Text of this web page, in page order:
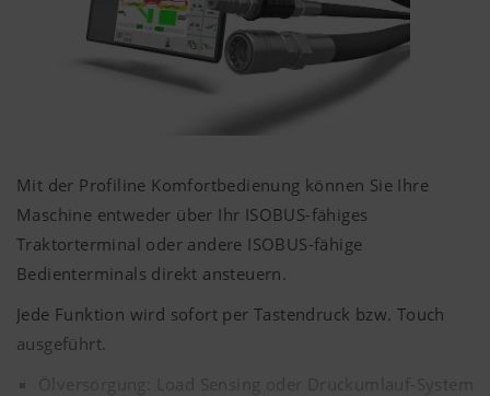
CCI 1200
ISOBUS AUX Joystick CCI A3
Traktorterminal via ISOBUS-Kabel
Mit der Profiline Komfortbedienung können Sie Ihre
Maschine entweder über Ihr ISOBUS-fähiges
Traktorterminal oder andere ISOBUS-fähige
Bedienterminals direkt ansteuern.
Jede Funktion wird sofort per Tastendruck bzw. Touch
ausgeführt.
Ölversorgung: Load Sensing oder Druckumlauf-System